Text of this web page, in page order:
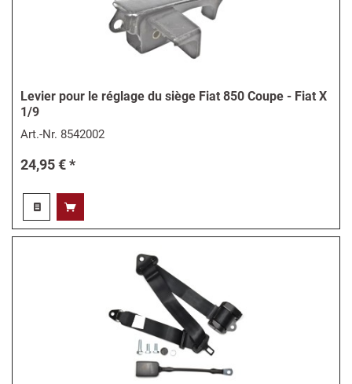
Levier pour le réglage du siège Fiat 850 Coupe - Fiat X
1/9
Art.-Nr. 8542002
24,95 € *